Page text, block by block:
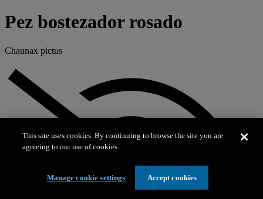
Pez bostezador rosado
Chaunax pictus
This site uses cookies. By continuing to browse the site you are
agreeing to our use of cookies.
Manage cookie settings Accept cookies